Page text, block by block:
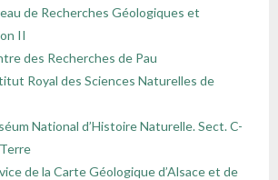
de Recherches Géologiques et
II
des Recherches de Pau
Royal des Sciences Naturelles de
National d’Histoire Naturelle. Sect. C-
de la Carte Géologique d’Alsace et de